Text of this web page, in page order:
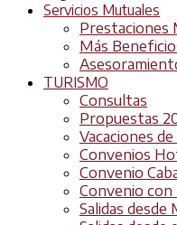
Servicios Mutuales
Prestaciones
Más
TURISMO
Consultas
Propuestas
Vacaciones
Convenios
Convenio
Convenio con
Salidas desde